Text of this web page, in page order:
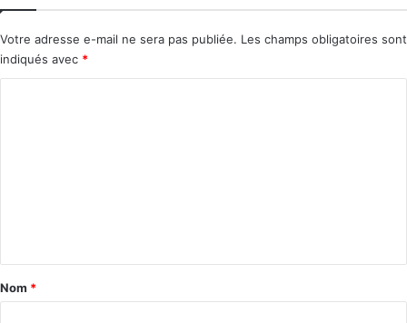
Votre adresse e-mail ne sera pas publiée. Les champs obligatoires sont
indiqués avec *
a
Nom *